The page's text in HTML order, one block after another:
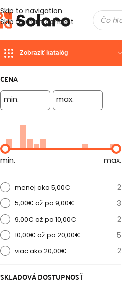
Skip to navigation
Skip to main content
Zobraziť katalóg
CENA
min. max.
min. max.
menej ako 5,00€ 2
5,00€ až po 9,00€ 3
9,00€ až po 10,00€ 2
10,00€ až po 20,00€ 5
viac ako 20,00€ 2
SKLADOVÁ DOSTUPNOSŤ